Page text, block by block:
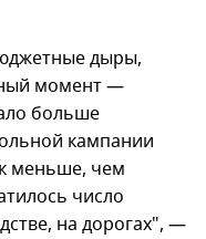
дыры,
момент —
больше
кампании
меньше, чем
число
на дорогах", —